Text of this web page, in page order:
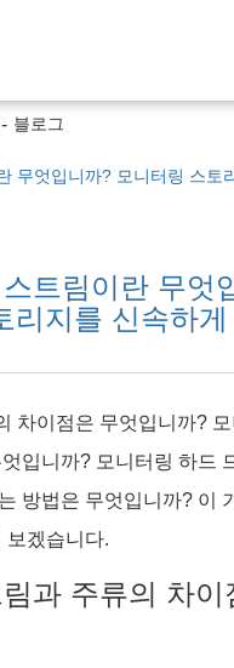
블로그
무엇입니까? 모니터링 스토
트림이란 무엇
리지를 신속하
차이점은 무엇입니까?
입니까? 모니터링 하드
방법은 무엇입니까? 이
보겠습니다.
과 주류의 차이